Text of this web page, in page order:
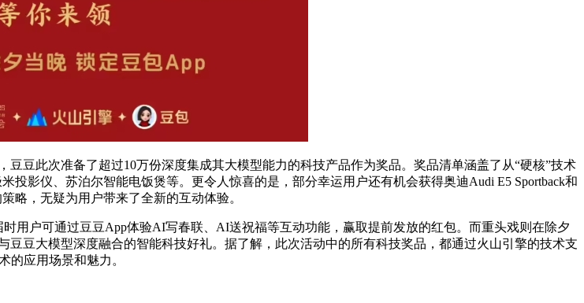
豆此次准备了超过10万份深度集成其大模型能力的科技产品作为奖品。奖品清单涵盖了从“硬核”技术
影仪、苏泊尔智能电饭煲等。更令人惊喜的是，部分幸运用户还有机会获得奥迪Audi E5 Sportback和
略，无疑为用户带来了全新的互动体验。
用户可通过豆豆App体验AI写春联、AI送祝福等互动功能，赢取提前发放的红包。而重头戏则在除夕
豆大模型深度融合的智能科技好礼。据了解，此次活动中的所有科技奖品，都通过火山引擎的技术支
的应用场景和魅力。